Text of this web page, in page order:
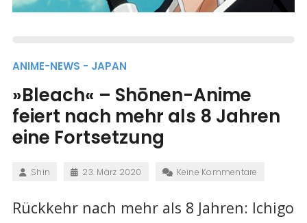
ANIME-NEWS - JAPAN
»Bleach« – Shōnen-Anime
feiert nach mehr als 8 Jahren
eine Fortsetzung
Shin 23. März 2020 Keine Kommentare
Rückkehr nach mehr als 8 Jahren: Ichigo